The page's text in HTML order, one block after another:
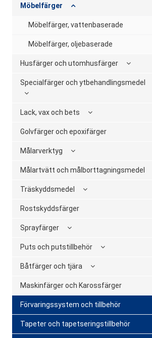
Möbelfärger
Möbelfärger, vattenbaserade
Möbelfärger, oljebaserade
Husfärger och utomhusfärger
Specialfärger och ytbehandlingsmedel
Lack, vax och bets
Golvfärger och epoxifärger
Målarverktyg
Målartvätt och målborttagningsmedel
Träskyddsmedel
Rostskyddsfärger
Sprayfärger
Puts och putstillbehör
Båtfärger och tjära
Maskinfärger och Karossfärger
Förvaringssystem och tillbehör
Tapeter och tapetseringstillbehör